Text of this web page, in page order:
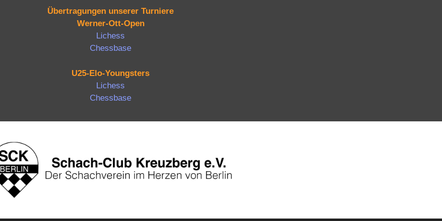
Übertragungen unserer Turniere
Werner-Ott-Open
Lichess
Chessbase
U25-Elo-Youngsters
Lichess
Chessbase